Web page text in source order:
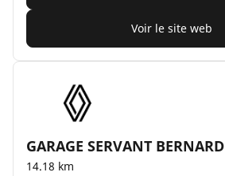
Voir le site web
GARAGE SERVANT BERNARD
14.18 km